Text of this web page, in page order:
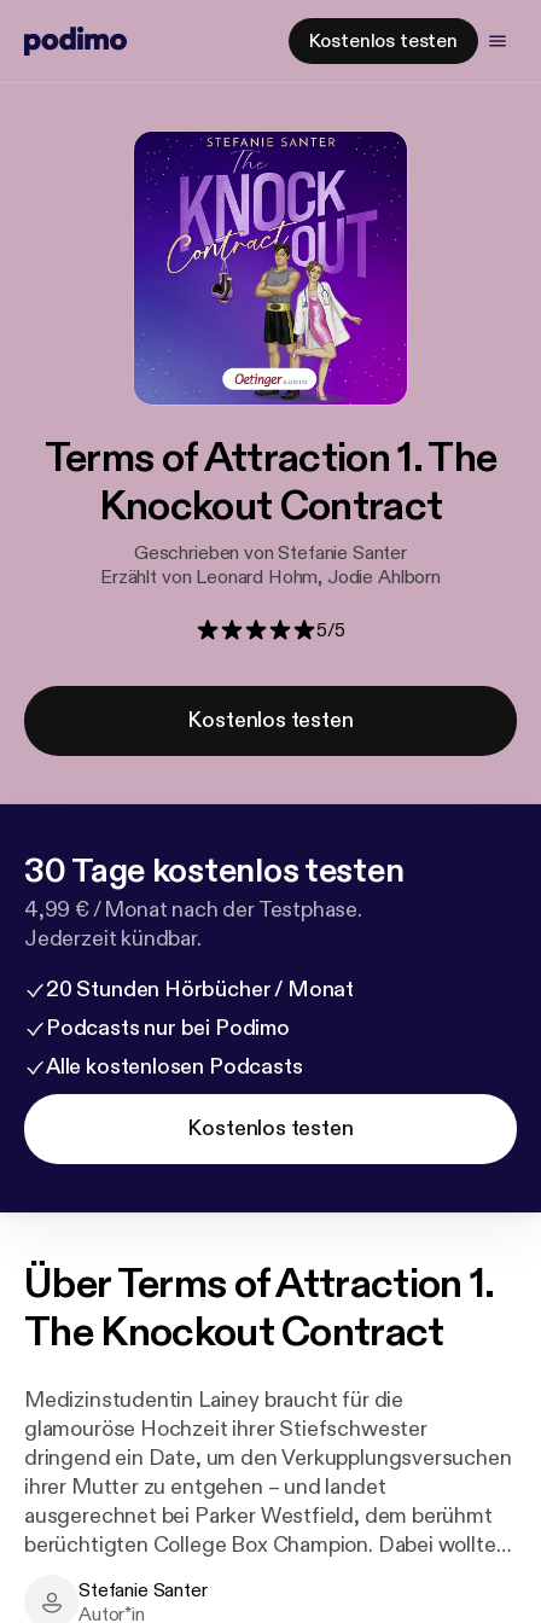
Kostenlos testen
Terms of Attraction 1. The
Knockout Contract
Geschrieben von Stefanie Santer
Erzählt von Leonard Hohm, Jodie Ahlborn
5/5
Kostenlos testen
30 Tage kostenlos testen
4,99 € / Monat nach der Testphase.
Jederzeit kündbar.
20 Stunden Hörbücher / Monat
Podcasts nur bei Podimo
Alle kostenlosen Podcasts
Kostenlos testen
ÜberTerms of Attraction 1.
The Knockout Contract
Medizinstudentin Lainey braucht für die
glamouröse Hochzeit ihrer Stiefschwester
dringend ein Date, um den Verkupplungsversuchen
ihrer Mutter zu entgehen – und landet
ausgerechnet bei Parker Westfield, dem berühmt
berüchtigten College Box Champion. Dabei wollte
Krankenhaus eigentlich für immer meiden. Doch
Stefanie Santer - Author
Stefanie Santer
Autor*in